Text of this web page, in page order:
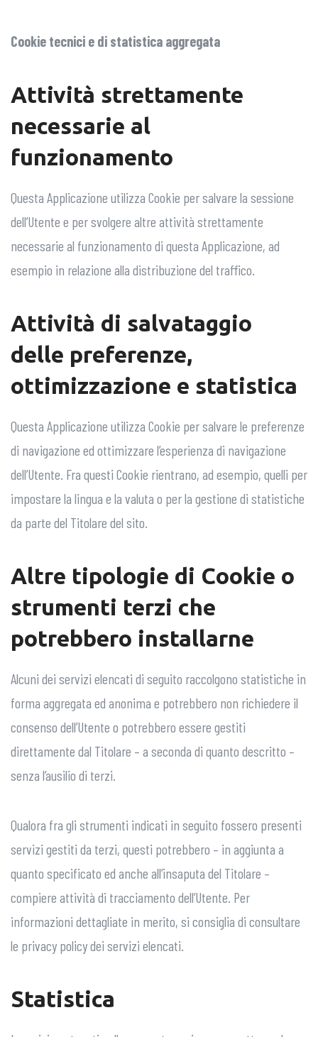
Cookie tecnici e di statistica aggregata
Attività strettamente
necessarie al
funzionamento
Questa Applicazione utilizza Cookie per salvare la sessione
dell’Utente e per svolgere altre attività strettamente
necessarie al funzionamento di questa Applicazione, ad
esempio in relazione alla distribuzione del traffico.
Attività di salvataggio
delle preferenze,
ottimizzazione e statistica
Questa Applicazione utilizza Cookie per salvare le preferenze
di navigazione ed ottimizzare l’esperienza di navigazione
dell’Utente. Fra questi Cookie rientrano, ad esempio, quelli per
impostare la lingua e la valuta o per la gestione di statistiche
da parte del Titolare del sito.
Altre tipologie di Cookie o
strumenti terzi che
potrebbero installarne
Alcuni dei servizi elencati di seguito raccolgono statistiche in
forma aggregata ed anonima e potrebbero non richiedere il
consenso dell’Utente o potrebbero essere gestiti
direttamente dal Titolare – a seconda di quanto descritto –
senza l’ausilio di terzi.
Qualora fra gli strumenti indicati in seguito fossero presenti
servizi gestiti da terzi, questi potrebbero – in aggiunta a
quanto specificato ed anche all’insaputa del Titolare –
compiere attività di tracciamento dell’Utente. Per
informazioni dettagliate in merito, si consiglia di consultare
le privacy policy dei servizi elencati.
Statistica